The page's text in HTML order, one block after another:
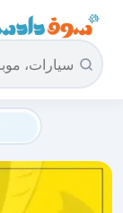
سوق دادسترز